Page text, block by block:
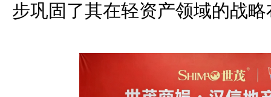
步巩固了其在轻资产领域的战